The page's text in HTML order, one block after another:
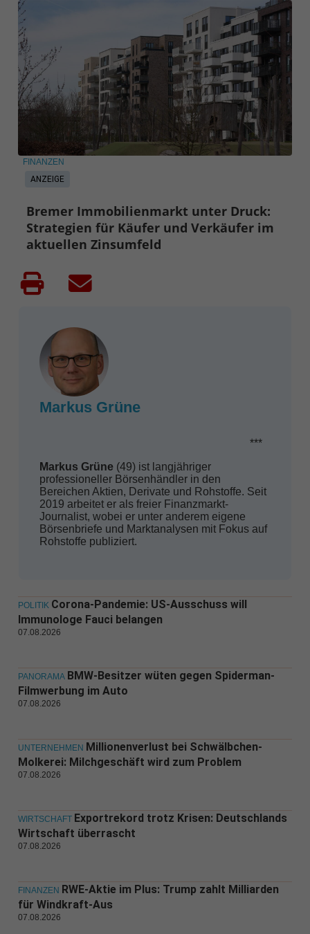
ANZEIGE
FINANZEN
Bremer Immobilienmarkt unter Druck:
Strategien für Käufer und Verkäufer im
aktuellen Zinsumfeld
Markus Grüne
***
Markus Grüne(49) ist langjähriger
professioneller Börsenhändler in den
Bereichen Aktien, Derivate und Rohstoffe. Seit
2019 arbeitet er als freier Finanzmarkt-
Journalist, wobei er unter anderem eigene
Börsenbriefe und Marktanalysen mit Fokus auf
Rohstoffe publiziert.
POLITIK Corona-Pandemie: US-Ausschuss will
Immunologe Fauci belangen
07.08.2026
PANORAMA BMW-Besitzer wüten gegen Spiderman-
Filmwerbung im Auto
07.08.2026
UNTERNEHMEN Millionenverlust bei Schwälbchen-
Molkerei: Milchgeschäft wird zum Problem
07.08.2026
WIRTSCHAFT Exportrekord trotz Krisen: Deutschlands
Wirtschaft überrascht
07.08.2026
FINANZEN RWE-Aktie im Plus: Trump zahlt Milliarden
für Windkraft-Aus
07.08.2026